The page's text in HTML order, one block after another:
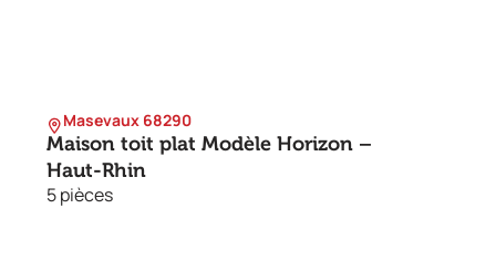
Masevaux 68290
Maison toit plat Modèle Horizon –
Haut-Rhin
5 pièces